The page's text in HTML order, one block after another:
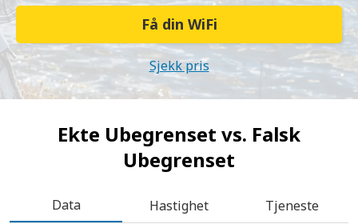
Få din WiFi
Sjekk pris
Ekte Ubegrenset vs. Falsk
Ubegrenset
Data Hastighet Tjeneste